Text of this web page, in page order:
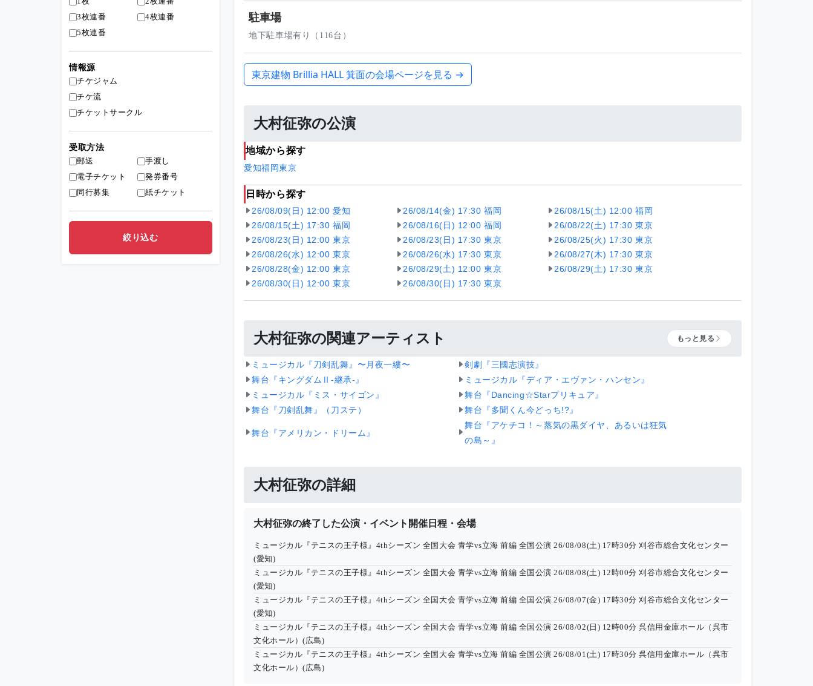
駐車場
地下駐車場有り（116台）
東京建物 Brillia HALL 箕面の会場ページを見る →
大村征弥の公演
地域から探す
愛知福岡東京
日時から探す
26/08/09(日) 12:00 愛知 26/08/14(金) 17:30 福岡
26/08/15(土) 12:00 福岡
26/08/15(土) 17:30 福岡
26/08/16(日) 12:00 福岡
26/08/22(土) 17:30 東京
26/08/23(日) 12:00 東京
26/08/23(日) 17:30 東京
26/08/25(火) 17:30 東京
26/08/26(水) 12:00 東京
26/08/26(水) 17:30 東京
26/08/27(木) 17:30 東京
26/08/28(金) 12:00 東京
26/08/29(土) 12:00 東京
26/08/29(土) 17:30 東京
26/08/30(日) 12:00 東京
26/08/30(日) 17:30 東京
大村征弥の関連アーティスト もっと見る
ミュージカル『刀剣乱舞』〜月夜一縷〜
剣劇『三國志演技』
舞台『キングダムⅡ-継承-』
ミュージカル『ディア・エヴァン・ハンセン』
ミュージカル『ミス・サイゴン』
舞台『Dancing☆Starプリキュア』
舞台『刀剣乱舞』（刀ステ）
舞台『多聞くん今どっち!?』
舞台『アメリカン・ドリーム』
舞台『アケチコ！～蒸気の黒ダイヤ、あるいは狂気
の島～』
大村征弥の詳細
大村征弥の終了した公演・イベント開催日程・会場
ミュージカル『テニスの王子様』4thシーズン 全国大会 青学vs立海 前編 全国公演 26/08/08(土) 17時30分 刈谷市総合文化センター
(愛知)
ミュージカル『テニスの王子様』4thシーズン 全国大会 青学vs立海 前編 全国公演 26/08/08(土) 12時00分 刈谷市総合文化センター
(愛知)
ミュージカル『テニスの王子様』4thシーズン 全国大会 青学vs立海 前編 全国公演 26/08/07(金) 17時30分 刈谷市総合文化センター
(愛知)
ミュージカル『テニスの王子様』4thシーズン 全国大会 青学vs立海 前編 全国公演 26/08/02(日) 12時00分 呉信用金庫ホール（呉市
文化ホール）(広島)
ミュージカル『テニスの王子様』4thシーズン 全国大会 青学vs立海 前編 全国公演 26/08/01(土) 17時30分 呉信用金庫ホール（呉市
文化ホール）(広島)
3枚連番
4枚連番
5枚連番
情報源
チケジャム
チケ流
チケットサークル
受取方法
郵送
手渡し
電子チケット
発券番号
同行募集
紙チケット